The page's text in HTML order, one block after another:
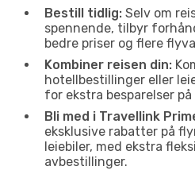
Bestill tidlig: Selv om
spennende, tilbyr
bedre priser og flere
Kombiner reisen din:
hotellbestillinger eller
for ekstra besparelser på
Bli med i Travellink
eksklusive rabatter på
leiebiler, med ekstra
avbestillinger.